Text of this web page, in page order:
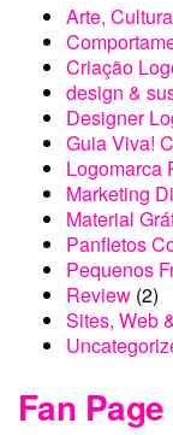
Arte,
Criação
design &
Designer
Guia Viva!
Logomarca
Marketing
Material
Panfletos
Pequenos
Review (2)
Sites, Web
Fan